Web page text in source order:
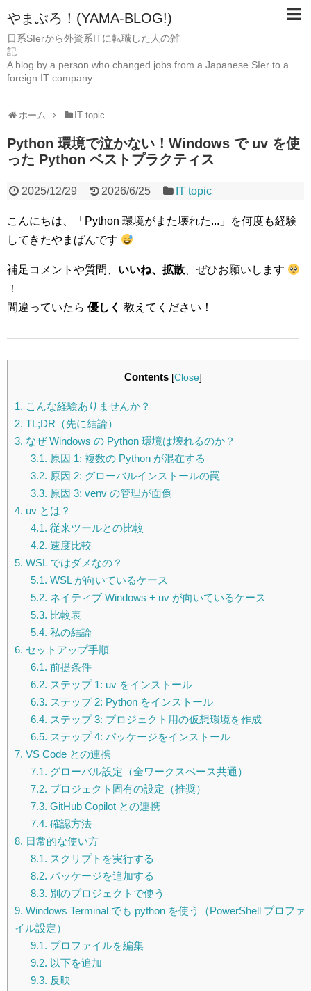
やまぶろ！(YAMA-BLOG!)
日系SIerから外資系ITに転職した人の雑
A blog by a person who changed jobs from a Japanese SIer to a
foreign IT company.
ホーム IT topic
Python 環境で泣かない！Windows で uv を使
った Python ベストプラクティス
2025/12/29 2026/6/25 IT topic
こんにちは、「Python 環境がまた壊れた...」を何度も経験
してきたやまぱんです
補足コメントや質問、 いいね、拡散 、ぜひお願いします
！
間違っていたら 優しく 教えてください！
Contents [Close]
1. こんな経験ありませんか？
2. TL;DR（先に結論）
3. なぜ Windows の Python 環境は壊れるのか？
3.1. 原因 1: 複数の Python が混在する
3.2. 原因 2: グローバルインストールの罠
3.3. 原因 3: venv の管理が面倒
4. uv とは？
4.1. 従来ツールとの比較
4.2. 速度比較
5. WSL ではダメなの？
5.1. WSL が向いているケース
5.2. ネイティブ Windows + uv が向いているケース
5.3. 比較表
5.4. 私の結論
6. セットアップ手順
6.1. 前提条件
6.2. ステップ 1: uv をインストール
6.3. ステップ 2: Python をインストール
6.4. ステップ 3: プロジェクト用の仮想環境を作成
6.5. ステップ 4: パッケージをインストール
7. VS Code との連携
7.1. グローバル設定（全ワークスペース共通）
7.2. プロジェクト固有の設定（推奨）
7.3. GitHub Copilot との連携
7.4. 確認方法
8. 日常的な使い方
8.1. スクリプトを実行する
8.2. パッケージを追加する
8.3. 別のプロジェクトで使う
9. Windows Terminal でも python を使う（PowerShell プロファ
イル設定）
9.1. プロファイルを編集
9.2. 以下を追加
9.3. 反映